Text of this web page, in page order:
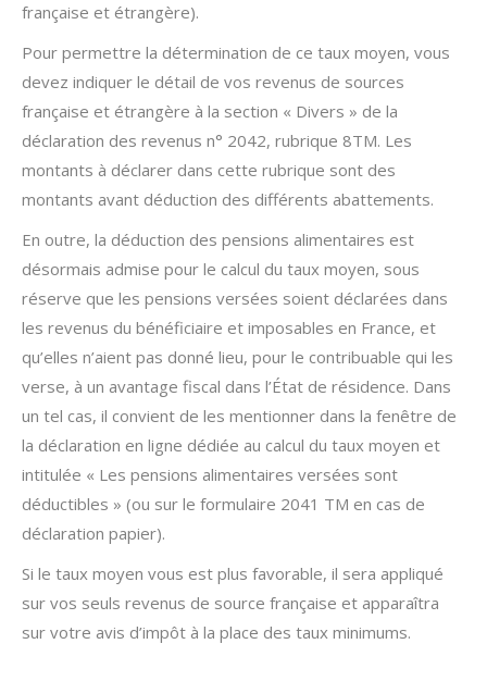
française et étrangère).
Pour permettre la détermination de ce taux moyen, vous
devez indiquer le détail de vos revenus de sources
française et étrangère à la section « Divers » de la
déclaration des revenus n° 2042, rubrique 8TM. Les
montants à déclarer dans cette rubrique sont des
montants avant déduction des différents abattements.
En outre, la déduction des pensions alimentaires est
désormais admise pour le calcul du taux moyen, sous
réserve que les pensions versées soient déclarées dans
les revenus du bénéficiaire et imposables en France, et
qu’elles n’aient pas donné lieu, pour le contribuable qui les
verse, à un avantage fiscal dans l’État de résidence. Dans
un tel cas, il convient de les mentionner dans la fenêtre de
la déclaration en ligne dédiée au calcul du taux moyen et
intitulée « Les pensions alimentaires versées sont
déductibles » (ou sur le formulaire 2041 TM en cas de
déclaration papier).
Si le taux moyen vous est plus favorable, il sera appliqué
sur vos seuls revenus de source française et apparaîtra
sur votre avis d’impôt à la place des taux minimums.